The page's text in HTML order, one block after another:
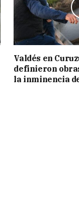
Valdés en
definieron
la inminencia